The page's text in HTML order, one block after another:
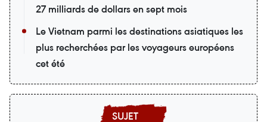
27 milliards de dollars en sept mois
Le Vietnam parmi les destinations asiatiques les
plus recherchées par les voyageurs européens
cet été